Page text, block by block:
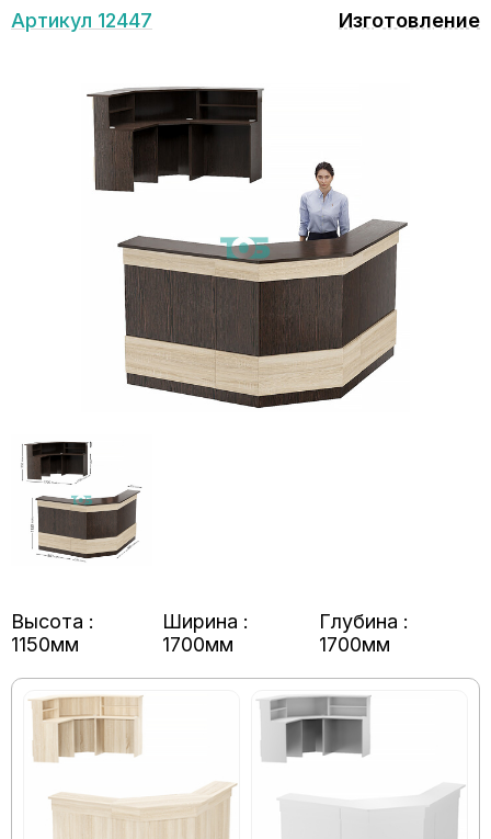
Артикул 12447 Изготовление
Высота :
1150мм
Ширина :
1700мм
Глубина :
1700мм